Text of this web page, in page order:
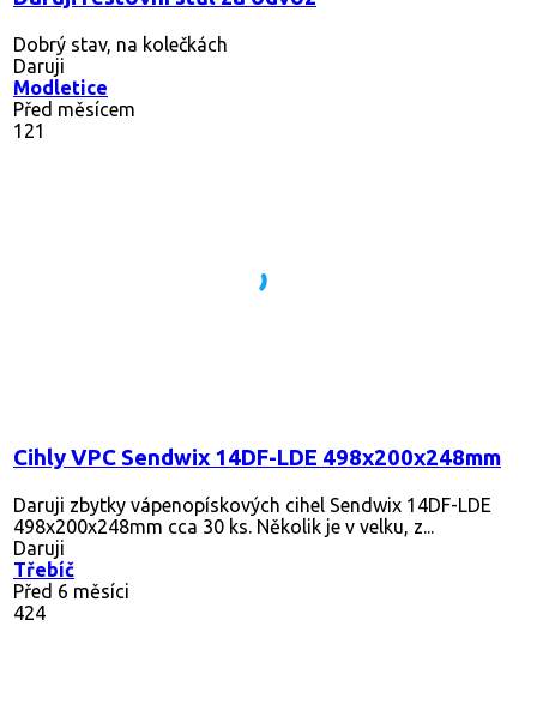
Dobrý stav, na kolečkách
Daruji
Modletice
Před měsícem
121
Cihly VPC Sendwix 14DF-LDE 498x200x248mm
Daruji zbytky vápenopískových cihel Sendwix 14DF-LDE
498x200x248mm cca 30 ks. Několik je v velku, z...
Daruji
Třebíč
Před 6 měsíci
424